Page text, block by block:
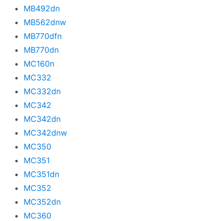
MB492dn
MB562dnw
MB770dfn
MB770dn
MC160n
MC332
MC332dn
MC342
MC342dn
MC342dnw
MC350
MC351
MC351dn
MC352
MC352dn
MC360